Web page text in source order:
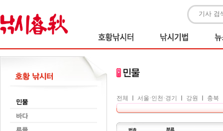
전체 서울·인천·경기 강원 충북